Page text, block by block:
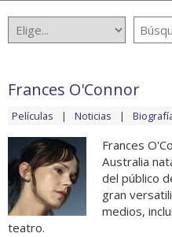
Frances O'Connor
Películas Noticias
Frances
Australia
del público
gran
medios,
teatro.